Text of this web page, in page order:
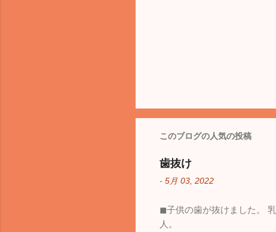
このブログの人気の投稿
歯抜け
- 5月 03, 2022
◼︎子供の歯が抜けました。
人。